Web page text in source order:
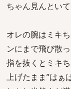
ちゃん見んといて
オレの腕はミキ
ンにまで飛び散っ
指を抜くとミキ
上げたまま”はぁ